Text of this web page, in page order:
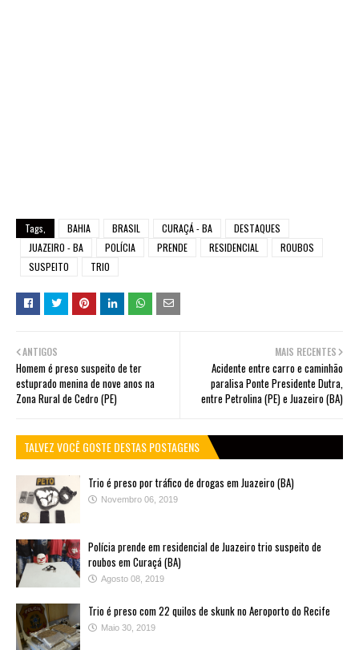
Tags, BAHIA BRASIL CURAÇÁ - BA
DESTAQUES
JUAZEIRO - BA
POLÍCIA PRENDE RESIDENCIAL
ROUBOS
SUSPEITO
TRIO
MAIS RECENTES
Acidente entre carro e caminhão
paralisa Ponte Presidente Dutra,
entre Petrolina (PE) e Juazeiro (BA)
ANTIGOS
Homem é preso suspeito de ter
estuprado menina de nove anos na
Zona Rural de Cedro (PE)
TALVEZ VOCÊ GOSTE DESTAS POSTAGENS
Trio é preso por tráfico de drogas em Juazeiro (BA)
Novembro 06, 2019
Polícia prende em residencial de Juazeiro trio suspeito de
roubos em Curaçá (BA)
Agosto 08, 2019
Trio é preso com 22 quilos de skunk no Aeroporto do Recife
Maio 30, 2019